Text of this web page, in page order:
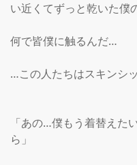
い近くてずっと乾いた僕
何で皆僕に触るんだ…
…この人たちはスキンシ
「あの…僕もう着替えた
ら」